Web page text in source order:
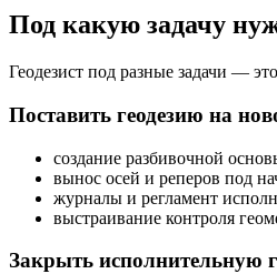
Под какую задачу
Геодезист под разные задачи —
Поставить геодезию на
создание разбивочной
вынос осей и реперов под
журналы и регламент
выстраивание контроля
Закрыть исполнительную